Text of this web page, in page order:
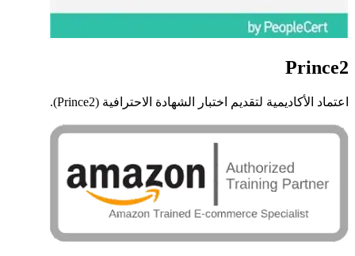
Prince2
اعتماد الأكاديمية لتقديم اختبار الشهادة الاحترافية (Prince2).